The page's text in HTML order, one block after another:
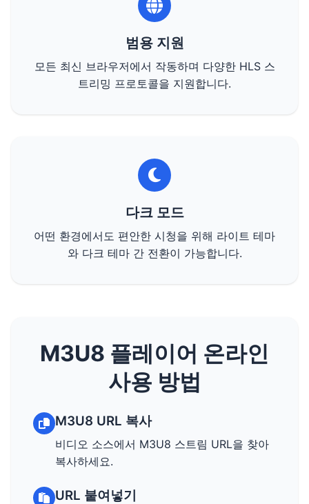
범용 지원
모든 최신 브라우저에서 작동하며 다양한 HLS 스
트리밍 프로토콜을 지원합니다.
다크 모드
어떤 환경에서도 편안한 시청을 위해 라이트 테마
와 다크 테마 간 전환이 가능합니다.
M3U8 플레이어 온라인
사용 방법
M3U8 URL 복사
비디오 소스에서 M3U8 스트림 URL을 찾아
복사하세요.
URL 붙여넣기